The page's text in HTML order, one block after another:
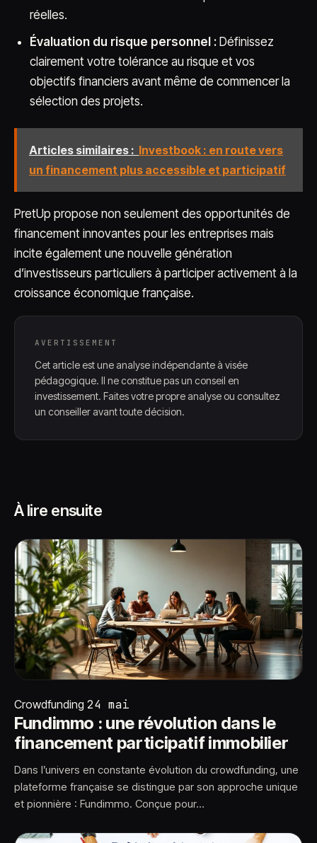
réelles.
Évaluation du risque personnel : Définissez
clairement votre tolérance au risque et vos
objectifs financiers avant même de commencer la
sélection des projets.
Articles similaires : Investbook : en route vers
un financement plus accessible et participatif
PretUp propose non seulement des opportunités de
financement innovantes pour les entreprises mais
incite également une nouvelle génération
d’investisseurs particuliers à participer activement à la
croissance économique française.
AVERTISSEMENT
Cet article est une analyse indépendante à visée
pédagogique. Il ne constitue pas un conseil en
investissement. Faites votre propre analyse ou consultez
un conseiller avant toute décision.
À lire ensuite
Crowdfunding 24 mai
Fundimmo : une révolution dans le
financement participatif immobilier
Dans l’univers en constante évolution du crowdfunding, une
plateforme française se distingue par son approche unique
et pionnière : Fundimmo. Conçue pour…